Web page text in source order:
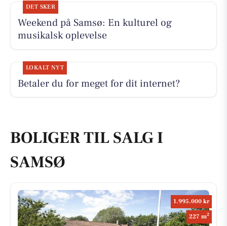
DET SKER
Weekend på Samsø: En kulturel og
musikalsk oplevelse
LOKALT NYT
Betaler du for meget for dit internet?
BOLIGER TIL SALG I
SAMSØ
1.995.000 kr
227 m2